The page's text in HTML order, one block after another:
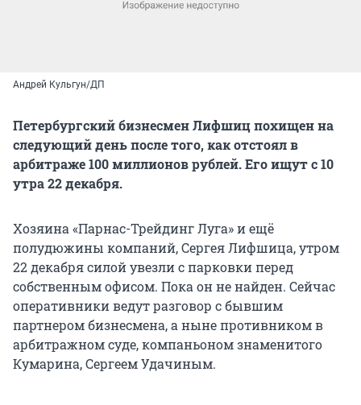
Андрей Кульгун/ДП
Петербургский бизнесмен Лифшиц похищен на
следующий день после того, как отстоял в
арбитраже 100 миллионов рублей. Его ищут с 10
утра 22 декабря.
Хозяина «Парнас-Трейдинг Луга» и ещё
полудюжины компаний, Сергея Лифшица, утром
22 декабря силой увезли с парковки перед
собственным офисом. Пока он не найден. Сейчас
оперативники ведут разговор с бывшим
партнером бизнесмена, а ныне противником в
арбитражном суде, компаньоном знаменитого
Кумарина, Сергеем Удачиным.